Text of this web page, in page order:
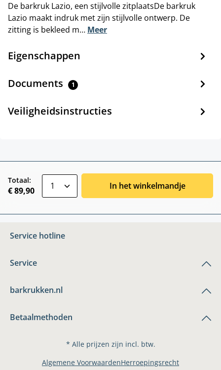
De barkruk Lazio, een stijlvolle zitplaatsDe barkruk
Lazio maakt indruk met zijn stijlvolle ontwerp. De
zitting is bekleed m… Meer
Eigenschappen
Documents 1
Veiligheidsinstructies
Totaal:
€ 89,90 In het winkelmandje
Service hotline
Service
barkrukken.nl
Betaalmethoden
* Alle prijzen zijn incl. btw.
Algemene VoorwaardenHerroepingsrecht